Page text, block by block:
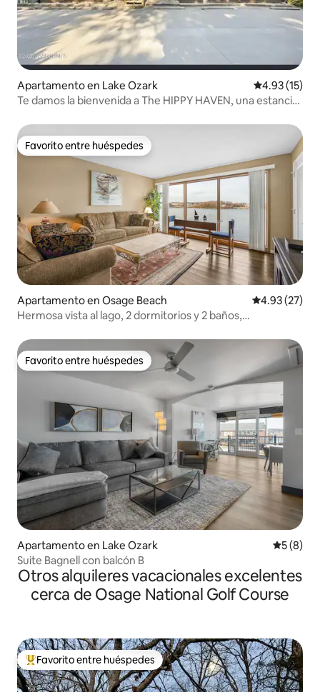
Apartamento en Lake Ozark Calificación
4.93 (15)
Te damos la bienvenida a The HIPPY HAVEN, una estancia
Favorito entre huéspedes
Favorito entre huéspedes
Apartamento en Osage Beach Calificación
4.93 (27)
Hermosa vista al lago, 2 dormitorios y 2 baños,
Favorito entre huéspedes
Favorito entre huéspedes
Apartamento en Lake Ozark
5 (8)
Suite Bagnell con balcón B
Otros alquileres vacacionales excelentes
cerca de Osage National Golf Course
Favorito entre huéspedes preferido
Favorito entre huéspedes